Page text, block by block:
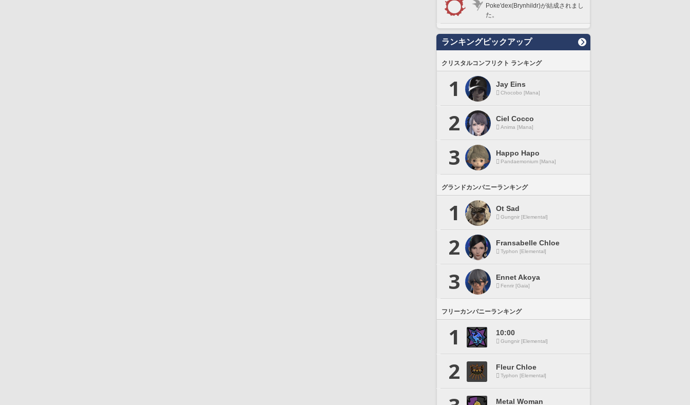
Poke'dex(Brynhildr)が結成されまし
た。
ランキングピックアップ
クリスタルコンフリクト ランキング
1 Jay Eins
Chocobo [Mana]
2 Ciel Cocco
Anima [Mana]
3 Happo Hapo
Pandaemonium [Mana]
グランドカンパニーランキング
1 Ot Sad
Gungnir [Elemental]
2 Fransabelle Chloe
Typhon [Elemental]
3 Ennet Akoya
Fenrir [Gaia]
フリーカンパニーランキング
1 10:00
Gungnir [Elemental]
2 Fleur Chloe
Typhon [Elemental]
Metal Woman